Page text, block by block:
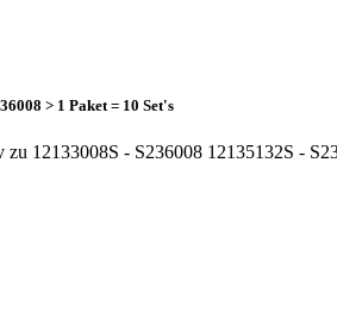
> 1 Paket = 10 Set's
12133008S - S236008 12135132S -